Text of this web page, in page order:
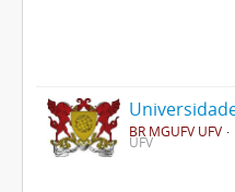
BR MGUFV UFV
UFV